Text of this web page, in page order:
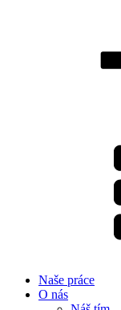
Naše práce
O nás